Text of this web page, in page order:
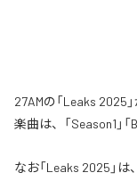
27AMの「Leaks 2025
楽曲は、「Season1」
なお「Leaks 2025 」は、